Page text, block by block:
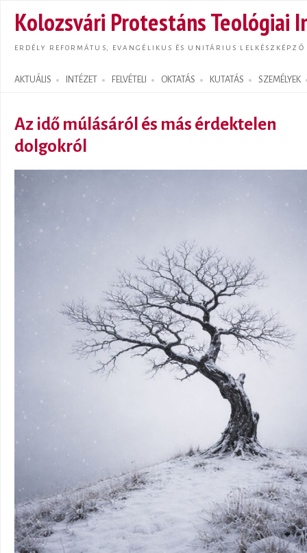
Kolozsvári Protestáns Teológiai
ERDÉLY REFORMÁTUS, EVANGÉLIKUS ÉS UNITÁRIUS LELKÉSZKÉPZŐ
AKTUÁLIS INTÉZET FELVÉTELI OKTATÁS KUTATÁS SZEMÉLYEK
Search form
Az idő múlásáról és más érdektelen
dolgokról